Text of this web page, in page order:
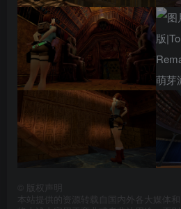
版权声明
本站提供的资源转载自国内外各大媒体